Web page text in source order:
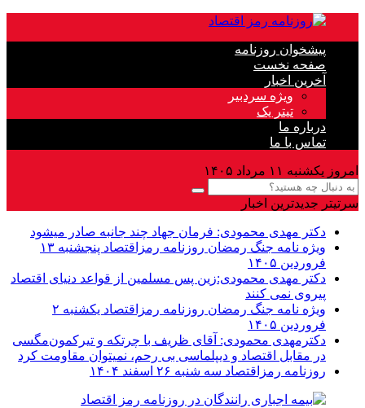
پیشخوان روزنامه
صفحه نخست
آخرین اخبار
ویژه سردبیر
تیتر یک
درباره ما
تماس با ما
امروز یکشنبه ۱۱ مرداد ۱۴۰۵
سرتیتر جدیدترین اخبار
دکتر مهدى محمودى: فرمان جهاد چند جانبه صادر میشود
ویژه نامه جنگ رمضان روزنامه رمزاقتصاد پنجشنبه ۱۳
فروردین ۱۴۰۵
دکتر مهدی محمودی:زین پس مسلمین از قواعد دنیاى اقتصاد
پیروى نمی کنند
ویژه نامه جنگ رمضان روزنامه رمزاقتصاد یکشنبه ۲
فروردین ۱۴۰۵
دکترمهدى محمودى: آقای ظریف با چرتکه و تیرکمون‌مگسی
در مقابل اقتصاد و دیپلماسی بی رحم، نمیتوان مقاومت کرد
روزنامه رمزاقتصاد سه شنبه ۲۶ اسفند ۱۴۰۴